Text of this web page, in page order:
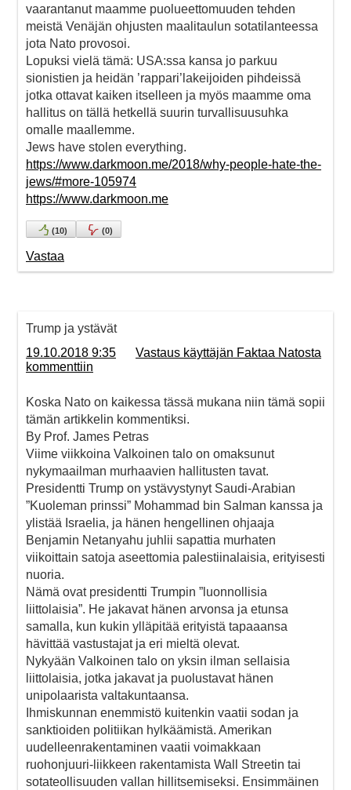
vaarantanut maamme puolueettomuuden tehden
meistä Venäjän ohjusten maalitaulun sotatilanteessa
jota Nato provosoi.
Lopuksi vielä tämä: USA:ssa kansa jo parkuu
sionistien ja heidän ’rappari’lakeijoiden pihdeissä
jotka ottavat kaiken itselleen ja myös maamme oma
hallitus on tällä hetkellä suurin turvallisuusuhka
omalle maallemme.
Jews have stolen everything.
https://www.darkmoon.me/2018/why-people-hate-the-
jews/#more-105974
https://www.darkmoon.me
(10) (0)
Vastaa
Trump ja ystävät
19.10.2018 9:35
Vastaus käyttäjän Faktaa Natosta
kommenttiin
Koska Nato on kaikessa tässä mukana niin tämä sopii
tämän artikkelin kommentiksi.
By Prof. James Petras
Viime viikkoina Valkoinen talo on omaksunut
nykymaailman murhaavien hallitusten tavat.
Presidentti Trump on ystävystynyt Saudi-Arabian
”Kuoleman prinssi” Mohammad bin Salman kanssa ja
ylistää Israelia, ja hänen hengellinen ohjaaja
Benjamin Netanyahu juhlii sapattia murhaten
viikoittain satoja aseettomia palestiinalaisia, erityisesti
nuoria.
Nämä ovat presidentti Trumpin ”luonnollisia
liittolaisia”. He jakavat hänen arvonsa ja etunsa
samalla, kun kukin ylläpitää erityistä tapaaansa
hävittää vastustajat ja eri mieltä olevat.
Nykyään Valkoinen talo on yksin ilman sellaisia
liittolaisia, jotka jakavat ja puolustavat hänen
unipolaarista valtakuntaansa.
Ihmiskunnan enemmistö kuitenkin vaatii sodan ja
sanktioiden politiikan hylkäämistä. Amerikan
uudelleenrakentaminen vaatii voimakkaan
ruohonjuuri-liikkeen rakentamista Wall Streetin tai
sotateollisuuden vallan hillitsemiseksi. Ensimmäinen